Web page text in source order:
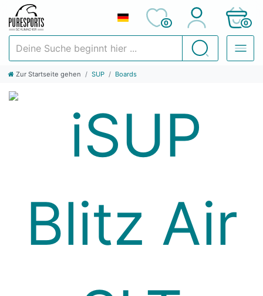
Suchen
0 0
Zur Startseite gehen SUP Boards